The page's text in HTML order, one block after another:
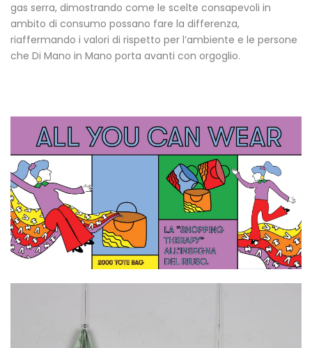
gas serra, dimostrando come le scelte consapevoli in
ambito di consumo possano fare la differenza,
riaffermando i valori di rispetto per l’ambiente e le persone
che Di Mano in Mano porta avanti con orgoglio.